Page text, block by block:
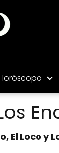
El Loco y